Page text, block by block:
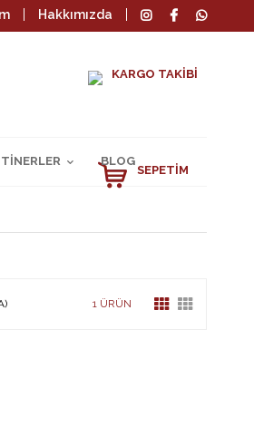
Hakkımızda
KARGO TAKİBİ
SEPETIM
TİNERLER BLOG
1 ÜRÜN